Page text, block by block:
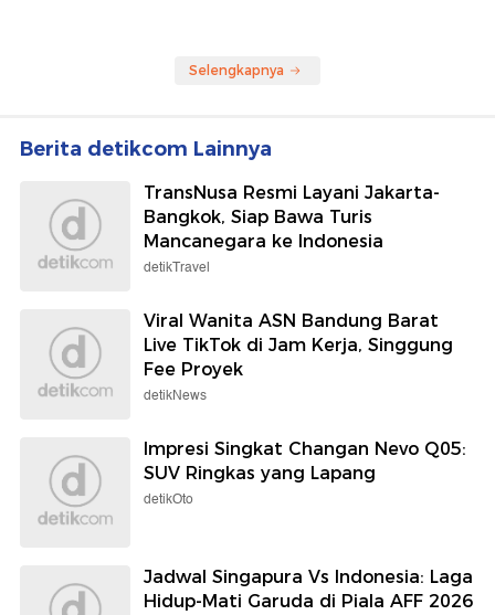
Selengkapnya
Berita detikcom Lainnya
TransNusa Resmi Layani Jakarta-
Bangkok, Siap Bawa Turis
Mancanegara ke Indonesia
detikTravel
Viral Wanita ASN Bandung Barat
Live TikTok di Jam Kerja, Singgung
Fee Proyek
detikNews
Impresi Singkat Changan Nevo Q05:
SUV Ringkas yang Lapang
detikOto
Jadwal Singapura Vs Indonesia: Laga
Hidup-Mati Garuda di Piala AFF 2026